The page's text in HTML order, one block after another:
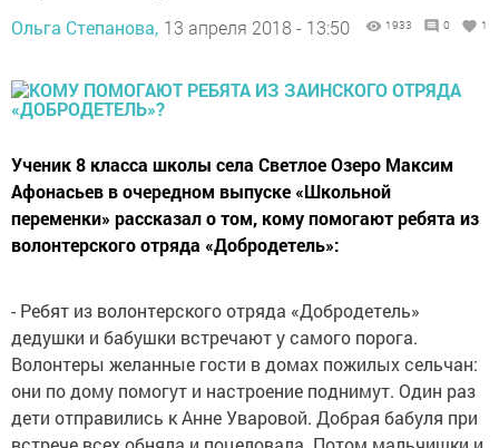
Ольга Степанова, 13 апреля 2018 - 13:50 1933 0 1
Ученик 8 класса школы села Светлое Озеро Максим
Афонасьев в очередном выпуске «Школьной
переменки» рассказал о том, кому помогают ребята из
волонтерского отряда «Добродетель»:
- Ребят из волонтерского отряда «Добродетель»
дедушки и бабушки встречают у самого порога.
Волонтеры желанные гости в домах пожилых сельчан:
они по дому помогут и настроение поднимут. Один раз
дети отправились к Анне Уваровой. Добрая бабуля при